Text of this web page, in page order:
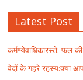
Latest Post
कर्मण्येवाधिकारस्ते: फल
वेदों के गहरे रहस्य:क्या